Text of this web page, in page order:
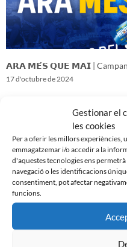
Gestionar el
les cookies
Per a oferir les millors experiències,
emmagatzemar i/o accedir a la
d'aquestes tecnologies ens
navegació o les identificacions
consentiment, pot afectar
funcions.
𝗔𝗥𝗔 𝗠𝗘́𝗦 𝗤𝗨𝗘 𝗠𝗔𝗜 |
17 d'octubre de 2024